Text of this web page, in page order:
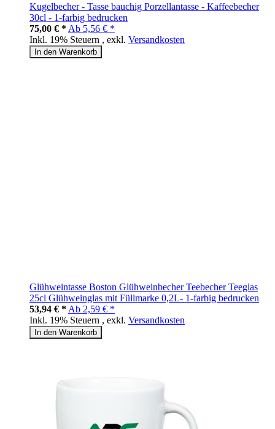
Kugelbecher - Tasse bauchig Porzellantasse - Kaffeebecher
30cl - 1-farbig bedrucken
75,00 € * Ab 5,56 € *
Inkl. 19% Steuern , exkl. Versandkosten
In den Warenkorb
Glühweintasse Boston Glühweinbecher Teebecher Teeglas
25cl Glühweinglas mit Füllmarke 0,2L- 1-farbig bedrucken
53,94 € * Ab 2,59 € *
Inkl. 19% Steuern , exkl. Versandkosten
In den Warenkorb